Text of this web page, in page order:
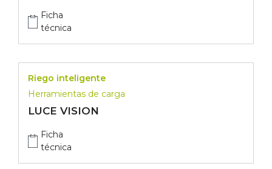
Ficha
técnica
Riego inteligente
Herramientas de carga
LUCE VISION
Ficha
técnica